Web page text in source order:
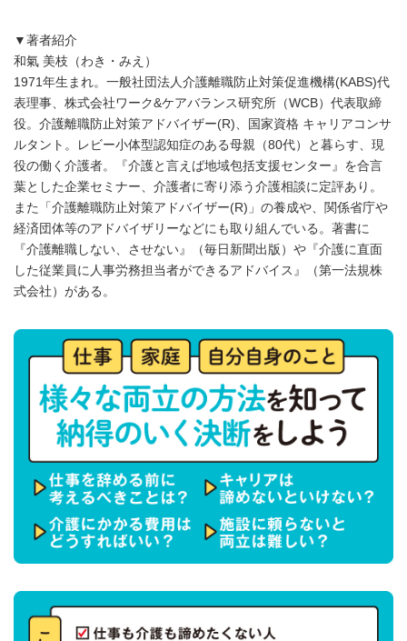
▼著者紹介
和氣 美枝（わき・みえ）
1971年生まれ。一般社団法人介護離職防止対策促進機構(KABS)代
表理事、株式会社ワーク&ケアバランス研究所（WCB）代表取締
役。介護離職防止対策アドバイザー(R)、国家資格 キャリアコンサ
ルタント。レビー小体型認知症のある母親（80代）と暮らす、現
役の働く介護者。『介護と言えば地域包括支援センター』を合言
葉とした企業セミナー、介護者に寄り添う介護相談に定評あり。
また「介護離職防止対策アドバイザー(R)」の養成や、関係省庁や
経済団体等のアドバイザリーなどにも取り組んでいる。著書に
『介護離職しない、させない』（毎日新聞出版）や『介護に直面
した従業員に人事労務担当者ができるアドバイス』（第一法規株
式会社）がある。